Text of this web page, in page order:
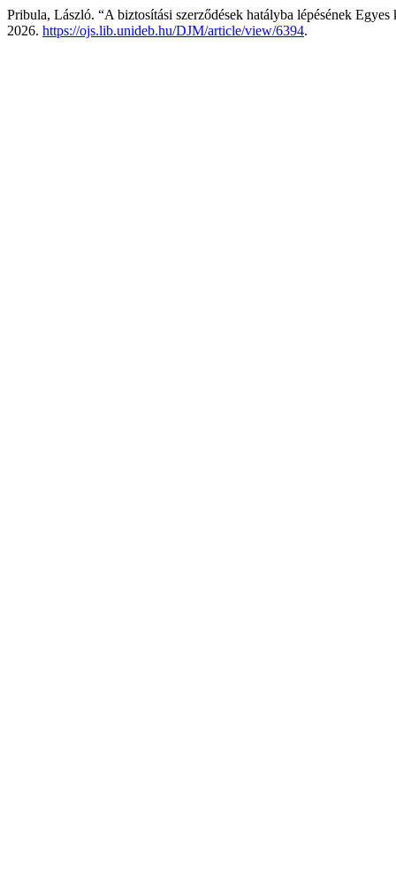
Pribula, László. “A biztosítási szerződések hatályba lépésének Egyes
2026. https://ojs.lib.unideb.hu/DJM/article/view/6394.